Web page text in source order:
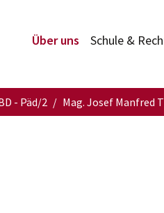
Über uns Schule &
- Päd/2 Mag. Josef Manfred